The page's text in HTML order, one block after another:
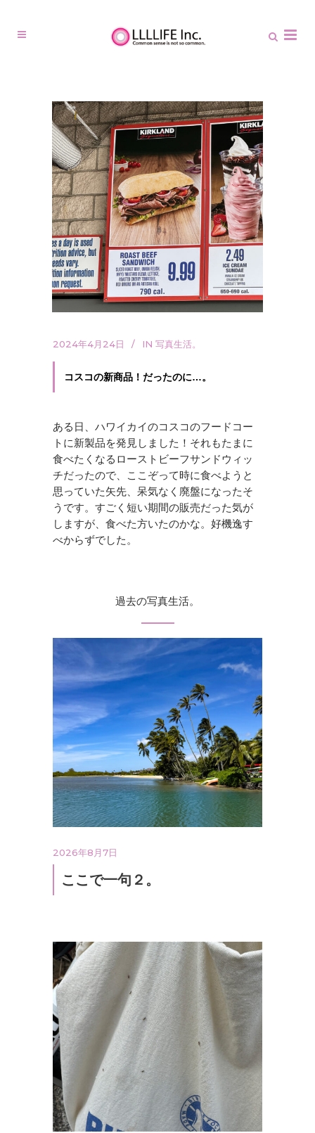
2024年4月24日 IN 写真生活。
コスコの新商品！だったのに…。
ある日、ハワイカイのコスコのフードコー
トに新製品を発見しました！それもたまに
食べたくなるローストビーフサンドウィッ
チだったので、ここぞって時に食べようと
思っていた矢先、呆気なく廃盤になったそ
うです。すごく短い期間の販売だった気が
しますが、食べた方いたのかな。好機逸す
べからずでした。
過去の写真生活。
2026年8月7日
ここで一句２。